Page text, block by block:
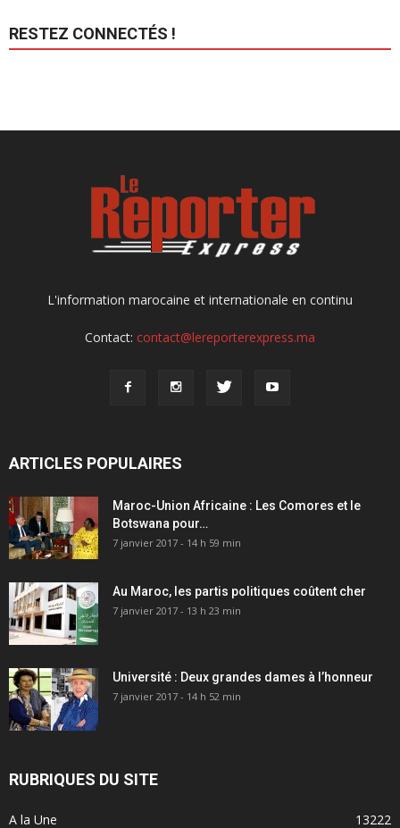
RESTEZ CONNECTÉS !
L'information marocaine et internationale en continu
Contact: contact@lereporterexpress.ma
ARTICLES POPULAIRES
Maroc-Union Africaine : Les Comores et le
Botswana pour…
7 janvier 2017 - 14 h 59 min
Au Maroc, les partis politiques coûtent cher
7 janvier 2017 - 13 h 23 min
Université : Deux grandes dames à l’honneur
7 janvier 2017 - 14 h 52 min
RUBRIQUES DU SITE
A la Une 13222